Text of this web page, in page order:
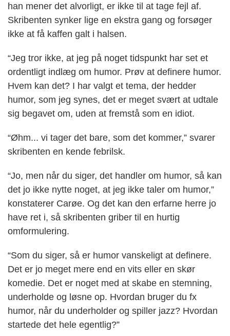
han mener det alvorligt, er ikke til at tage fejl af.
Skribenten synker lige en ekstra gang og forsøger
ikke at få kaffen galt i halsen.
“Jeg tror ikke, at jeg på noget tidspunkt har set et
ordentligt indlæg om humor. Prøv at definere humor.
Hvem kan det? I har valgt et tema, der hedder
humor, som jeg synes, det er meget svært at udtale
sig begavet om, uden at fremstå som en idiot.
“Øhm... vi tager det bare, som det kommer,” svarer
skribenten en kende febrilsk.
“Jo, men når du siger, det handler om humor, så kan
det jo ikke nytte noget, at jeg ikke taler om humor,”
konstaterer Carøe. Og det kan den erfarne herre jo
have ret i, så skribenten griber til en hurtig
omformulering.
“Som du siger, så er humor vanskeligt at definere.
Det er jo meget mere end en vits eller en skør
komedie. Det er noget med at skabe en stemning,
underholde og løsne op. Hvordan bruger du fx
humor, når du underholder og spiller jazz? Hvordan
startede det hele egentlig?”